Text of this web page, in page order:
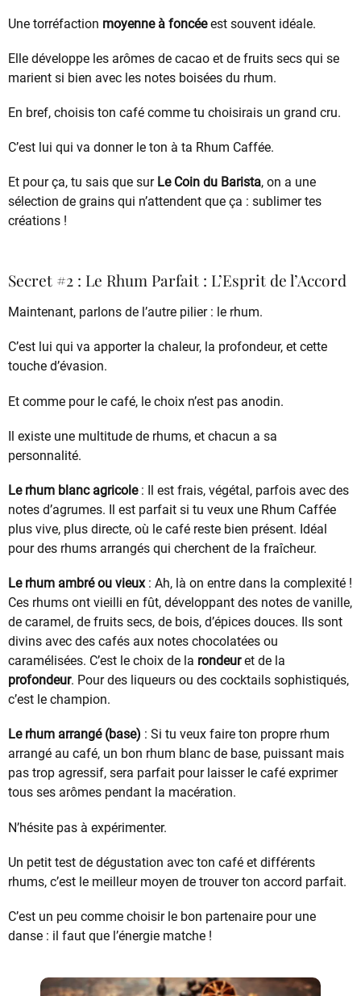
Une torréfaction moyenne à foncéeest souvent idéale.
Elle développe les arômes de cacao et de fruits secs qui se
marient si bien avec les notes boisées du rhum.
En bref, choisis ton café comme tu choisirais un grand cru.
C’est lui qui va donner le ton à ta Rhum Caffée.
Et pour ça, tu sais que sur Le Coin du Barista, on a une
sélection de grains qui n’attendent que ça : sublimer tes
créations !
Secret #2 : Le Rhum Parfait : L’Esprit de l’Accord
Maintenant, parlons de l’autre pilier : le rhum.
C’est lui qui va apporter la chaleur, la profondeur, et cette
touche d’évasion.
Et comme pour le café, le choix n’est pas anodin.
Il existe une multitude de rhums, et chacun a sa
personnalité.
Le rhum blanc agricole: Il est frais, végétal, parfois avec des
notes d’agrumes. Il est parfait si tu veux une Rhum Caffée
plus vive, plus directe, où le café reste bien présent. Idéal
pour des rhums arrangés qui cherchent de la fraîcheur.
Le rhum ambré ou vieux: Ah, là on entre dans la complexité !
Ces rhums ont vieilli en fût, développant des notes de vanille,
de caramel, de fruits secs, de bois, d’épices douces. Ils sont
divins avec des cafés aux notes chocolatées ou
caramélisées. C’est le choix de la rondeuret de la
profondeur. Pour des liqueurs ou des cocktails sophistiqués,
c’est le champion.
Le rhum arrangé (base) : Si tu veux faire ton propre rhum
arrangé au café, un bon rhum blanc de base, puissant mais
pas trop agressif, sera parfait pour laisser le café exprimer
tous ses arômes pendant la macération.
N’hésite pas à expérimenter.
Un petit test de dégustation avec ton café et différents
rhums, c’est le meilleur moyen de trouver ton accord parfait.
C’est un peu comme choisir le bon partenaire pour une
danse : il faut que l’énergie matche !